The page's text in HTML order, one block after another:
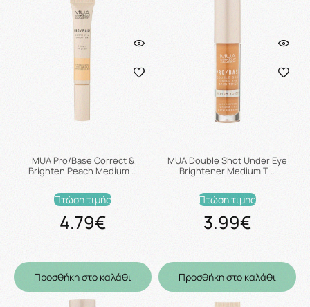
MUA Pro/Base Correct &
Brighten Peach Medium …
Πτώση τιμής
4.79€
Προσθήκη στο καλάθι
MUA Double Shot Under Eye
Brightener Medium T …
Πτώση τιμής
3.99€
Προσθήκη στο καλάθι